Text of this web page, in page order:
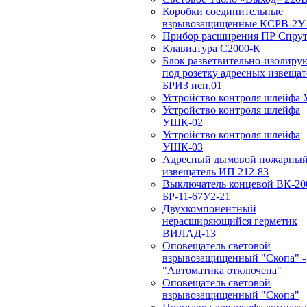
Коробки соединительные
взрывозащищенные КСРВ-
Прибор расширения ПР
Клавиатура С2000-К
Блок разветвительно-
под розетку адресных
БРИЗ исп.01
Устройство контроля
Устройство контроля шлейфа
УШК-02
Устройство контроля шлейфа
УШК-03
Адресный дымовой пожарный
извещатель ИП 212-83
Выключатель концевой ВК-
БР-11-67У2-21
Двухкомпонентный
нерасширяющийся герметик
ВИЛАД-13
Оповещатель световой
взрывозащищенный "Скопа" -
"Автоматика отключена"
Оповещатель световой
взрывозащищенный "Скопа"